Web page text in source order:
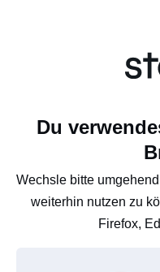
Du
Wechsle bitte
weiterhin nutzen zu
Firefox,